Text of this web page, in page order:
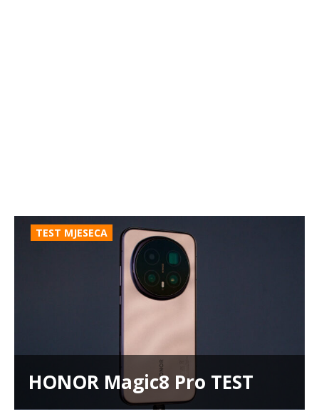
TEST MJESECA
HONOR Magic8 Pro TEST